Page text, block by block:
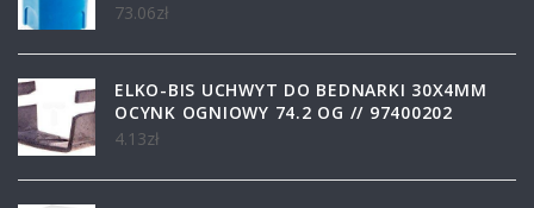
73.06zł
ELKO-BIS UCHWYT DO BEDNARKI 30X4MM
OCYNK OGNIOWY 74.2 OG // 97400202
4.13zł